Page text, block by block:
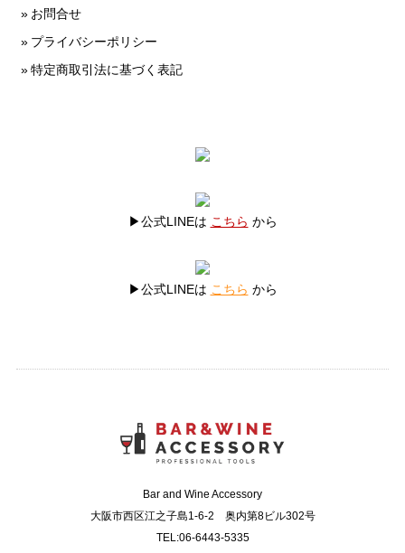
お問合せ
プライバシーポリシー
特定商取引法に基づく表記
▶公式LINEは こちら から
▶公式LINEは こちら から
Bar and Wine Accessory
大阪市西区江之子島1-6-2 奥内第8ビル302号
TEL:06-6443-5335